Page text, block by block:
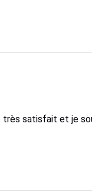
satisfait et je